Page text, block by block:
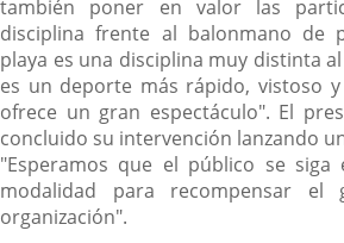
también poner en valor las
disciplina frente al balonmano de
playa es una disciplina muy distinta
es un deporte más rápido, vistoso
ofrece un gran espectáculo". El
concluido su intervención lanzando
"Esperamos que el público se siga
modalidad para recompensar
organización".